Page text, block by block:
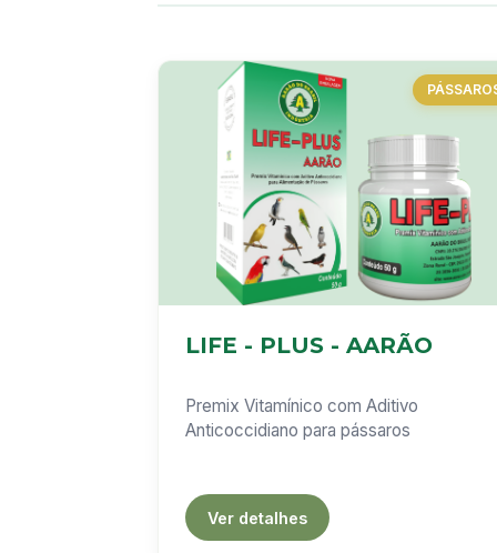
LIFE - PLUS - AARÃO
Premix Vitamínico com Aditivo
Anticoccidiano para pássaros
Ver detalhes